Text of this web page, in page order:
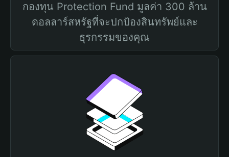
กองทุน Protection Fund มูลค่า 300 ล้าน
ดอลลาร์สหรัฐที่จะปกป้องสินทรัพย์และ
ธุรกรรมของคุณ